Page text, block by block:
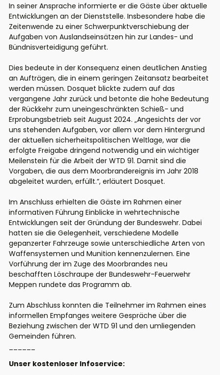
In seiner Ansprache informierte er die Gäste über aktuelle
Entwicklungen an der Dienststelle. Insbesondere habe die
Zeitenwende zu einer Schwerpunktverschiebung der
Aufgaben von Auslandseinsätzen hin zur Landes- und
Bündnisverteidigung geführt.
Dies bedeute in der Konsequenz einen deutlichen Anstieg
an Aufträgen, die in einem geringen Zeitansatz bearbeitet
werden müssen. Dosquet blickte zudem auf das
vergangene Jahr zurück und betonte die hohe Bedeutung
der Rückkehr zum uneingeschränkten Schieß- und
Erprobungsbetrieb seit August 2024. „Angesichts der vor
uns stehenden Aufgaben, vor allem vor dem Hintergrund
der aktuellen sicherheitspolitischen Weltlage, war die
erfolgte Freigabe dringend notwendig und ein wichtiger
Meilenstein für die Arbeit der WTD 91. Damit sind die
Vorgaben, die aus dem Moorbrandereignis im Jahr 2018
abgeleitet wurden, erfüllt.“, erläutert Dosquet.
Im Anschluss erhielten die Gäste im Rahmen einer
informativen Führung Einblicke in wehrtechnische
Entwicklungen seit der Gründung der Bundeswehr. Dabei
hatten sie die Gelegenheit, verschiedene Modelle
gepanzerter Fahrzeuge sowie unterschiedliche Arten von
Waffensystemen und Munition kennenzulernen. Eine
Vorführung der im Zuge des Moorbrandes neu
beschafften Löschraupe der Bundeswehr-Feuerwehr
Meppen rundete das Programm ab.
Zum Abschluss konnten die Teilnehmer im Rahmen eines
informellen Empfanges weitere Gespräche über die
Beziehung zwischen der WTD 91 und den umliegenden
Gemeinden führen.
Unser kostenloser Infoservice: